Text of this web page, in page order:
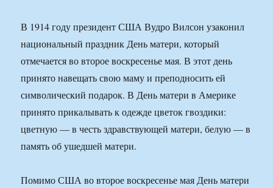
В 1914 году президент США Вудро Вилсон узаконил
национальный праздник День матери, который
отмечается во второе воскресенье мая. В этот день
принято навещать свою маму и преподносить ей
символический подарок. В День матери в Америке
принято прикалывать к одежде цветок гвоздики:
цветную — в честь здравствующей матери, белую — в
память об ушедшей матери.
Помимо США во второе воскресенье мая День матери